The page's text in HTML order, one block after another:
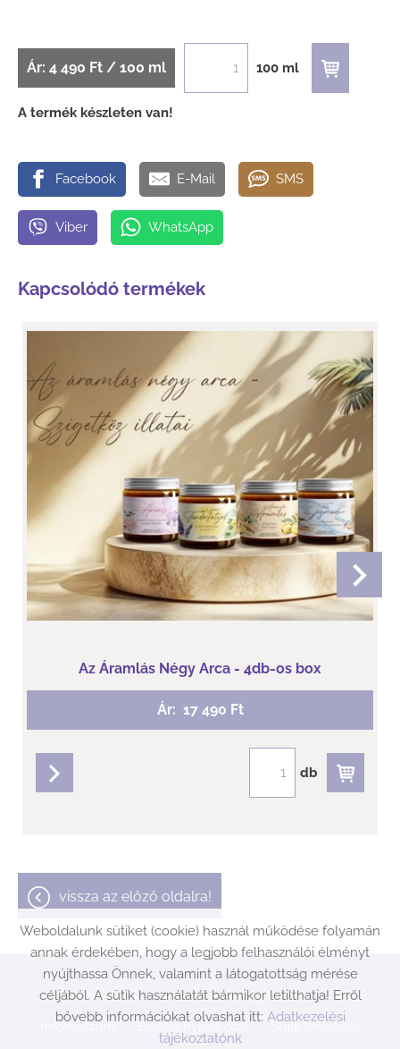
Ár: 4 490 Ft / 100 ml 100 ml
A termék készleten van!
Facebook E-Mail SMS
Viber WhatsApp
Kapcsolódó termékek
Az Áramlás Négy Arca - 4db-os box
„Kézzel öntött szójagyertyák a Szigetköz védett
világából”
Tavasz. Ősz. Tél. Nyár. Egy folyamat. Egy lélegzet. Egy
természet.
Az Áramlás Négy Arca - 4db-os box
Ár: 17 490 Ft
db
vissza az előző oldalra!
Oldal információk Adatkezelési tájékoztató
ÁSZF
Weboldalunk sütiket (cookie) használ működése folyamán
annak érdekében, hogy a legjobb felhasználói élményt
nyújthassa Önnek, valamint a látogatottság mérése
céljából. A sütik használatát bármikor letilthatja! Erről
bővebb információkat olvashat itt: Adatkezelési
tájékoztatónk